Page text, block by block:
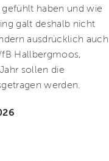
haben und wie
galt deshalb nicht
ausdrücklich auch
Hallbergmoos,
sollen die
werden.